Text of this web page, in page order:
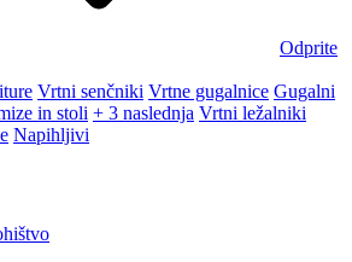
Odprite
Vrtni senčniki Vrtne gugalnice Gugalni
in stoli + 3 naslednja Vrtni ležalniki
Napihljivi